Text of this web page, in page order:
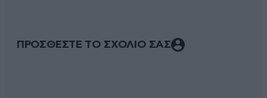
ΠΡΟΣΘΕΣΤΕ ΤΟ ΣΧΟΛΙΟ ΣΑΣ